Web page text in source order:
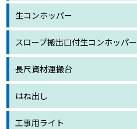
生コンホッパー
スロープ搬出口付生コンホッパー
長尺資材運搬台
はね出し
工事用ライト